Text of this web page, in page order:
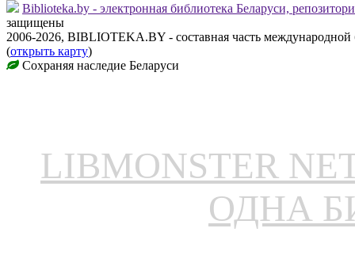
Biblioteka.by - электронная библиотека Беларуси,
защищены
2006-2026, BIBLIOTEKA.BY - составная часть
(открыть карту)
Сохраняя наследие Беларуси
LIBMONSTER
ОДНА